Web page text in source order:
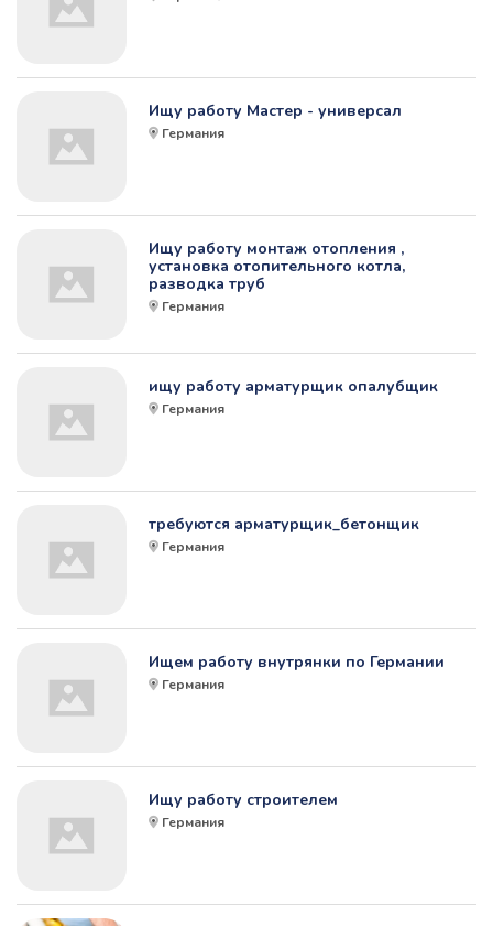
Ищу работу Мастер - универсал
Германия
Ищу работу монтаж отопления ,
установка отопительного котла,
разводка труб
Германия
ищу работу арматурщик опалубщик
Германия
требуются арматурщик_бетонщик
Германия
Ищем работу внутрянки по Германии
Германия
Ищу работу строителем
Германия